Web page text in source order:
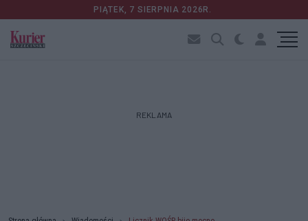
PIĄTEK, 7 SIERPNIA 2026R.
REKLAMA